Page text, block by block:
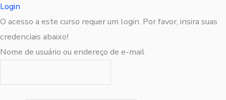
Login
O acesso a este curso requer um login. Por favor, insira suas
credenciais abaixo!
Nome de usuário ou endereço de e-mail